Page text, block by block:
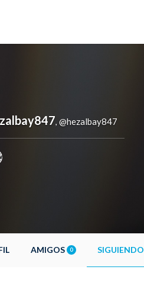
, @hezalbay847
AMIGOS 0 SIGUIENDO